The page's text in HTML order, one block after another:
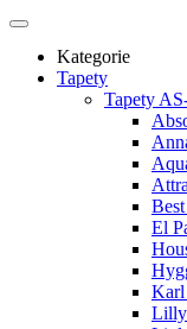
Kategorie
Tapety
Tapety
El
Karl
Lilly